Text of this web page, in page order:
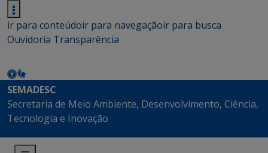
ir para conteúdoir para navegaçãoir para busca
Ouvidoria Transparência
SEMADESC
Secretaria de Meio Ambiente, Desenvolvimento, Ciência,
Tecnologia e Inovação